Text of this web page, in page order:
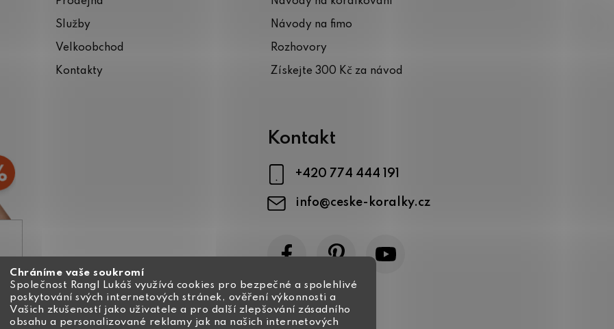
Chráníme vaše soukromí
Společnost Rangl Lukáš využívá cookies pro bezpečné a spolehlivé
poskytování svých internetových stránek, ověření výkonnosti a
Vašich zkušeností jako uživatele a pro další zlepšování zásadního
obsahu a personalizované reklamy jak na našich internetových
Služby
Velkoobchod
Kontakty
Návody na fimo
Rozhovory
Získejte 300 Kč za návod
Kontakt
info@ceske-koralky.cz
+420 774 444 191